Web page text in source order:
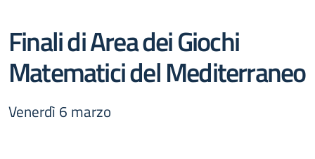
Finali di Area dei Giochi
Matematici del Mediterraneo
Venerdì 6 marzo